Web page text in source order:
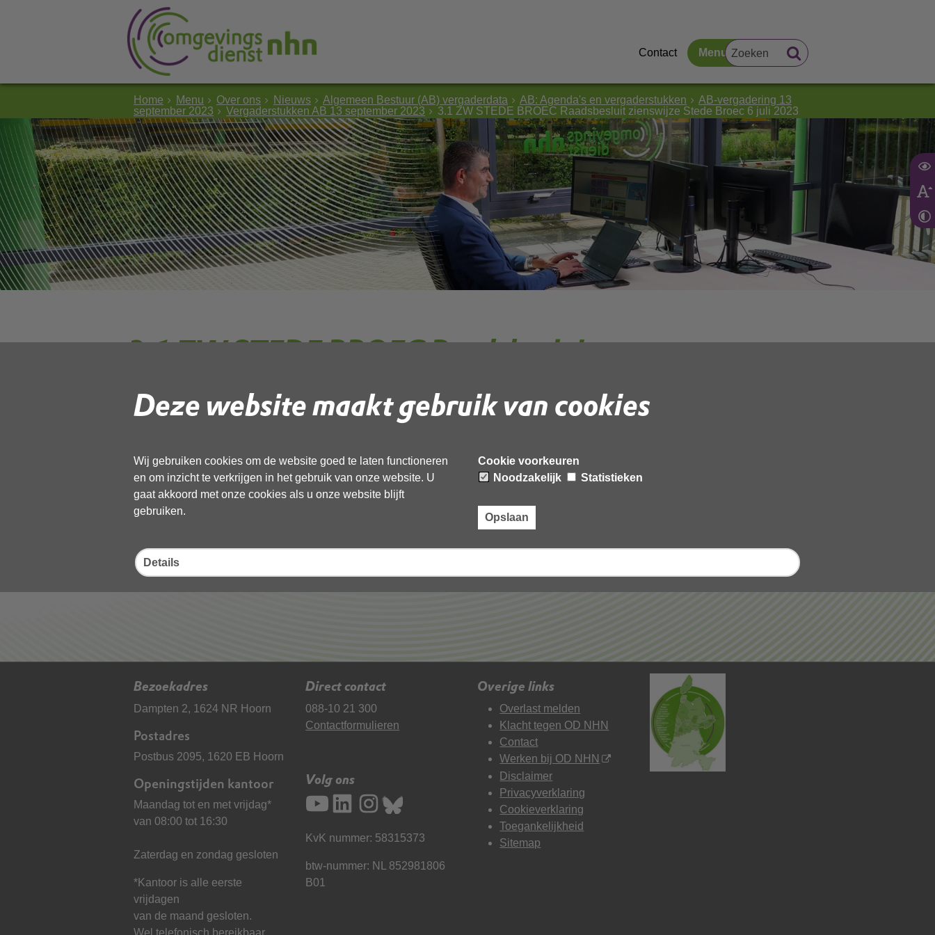
Deze website maakt gebruik van cookies
Wij gebruiken cookies om de website goed te laten functioneren
en om inzicht te verkrijgen in het gebruik van onze website. U
gaat akkoord met onze cookies als u onze website blijft
gebruiken.
Cookie voorkeuren
Noodzakelijk
Statistieken
Opslaan
Details
Contact Menu
Home Menu Over ons Nieuws Algemeen Bestuur (AB) vergaderdata AB: Agenda's en vergaderstukken
AB-vergadering 13
september 2023
Vergaderstukken AB 13 september 2023 3.1 ZW STEDE BROEC Raadsbesluit zienswijze Stede Broec 6 juli 2023
3.1 ZW STEDE BROEC Raadsbesluit
zienswijze Stede Broec 6 juli 2023
Download ‘3.1 ZW STEDE BROEC Raadsbesluit zienswijze Stede Broec 6 juli 2023’,
pdf, 110kB
Bezoekadres
Dampten 2, 1624 NR Hoorn
Postadres
Postbus 2095, 1620 EB Hoorn
Openingstijden kantoor
Maandag tot en met vrijdag*
van 08:00 tot 16:30
Zaterdag en zondag gesloten
*Kantoor is alle eerste
vrijdagen
van de maand gesloten.
Direct contact
088-10 21 300
Contactformulieren
Volg ons
KvK nummer: 58315373
btw-nummer: NL 852981806
B01
Overige links
Overlast melden
Klacht tegen OD NHN
Contact
Werken bij OD NHN
Disclaimer
Privacyverklaring
Cookieverklaring
Toegankelijkheid
Sitemap